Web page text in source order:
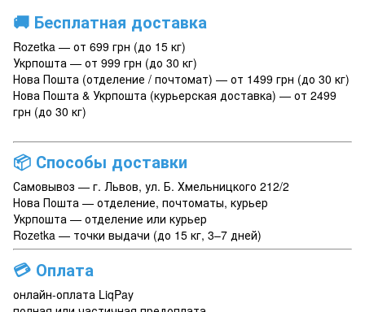
🚚 Бесплатная доставка
Rozetka — от 699 грн (до 15 кг)
Укрпошта — от 999 грн (до 30 кг)
Нова Пошта (отделение / почтомат) — от 1499 грн (до 30 кг)
Нова Пошта & Укрпошта (курьерская доставка) — от 2499
грн (до 30 кг)
📦 Способы доставки
Самовывоз — г. Львов, ул. Б. Хмельницкого 212/2
Нова Пошта — отделение, почтоматы, курьер
Укрпошта — отделение или курьер
Rozetka — точки выдачи (до 15 кг, 3–7 дней)
💳 Оплата
онлайн-оплата LiqPay